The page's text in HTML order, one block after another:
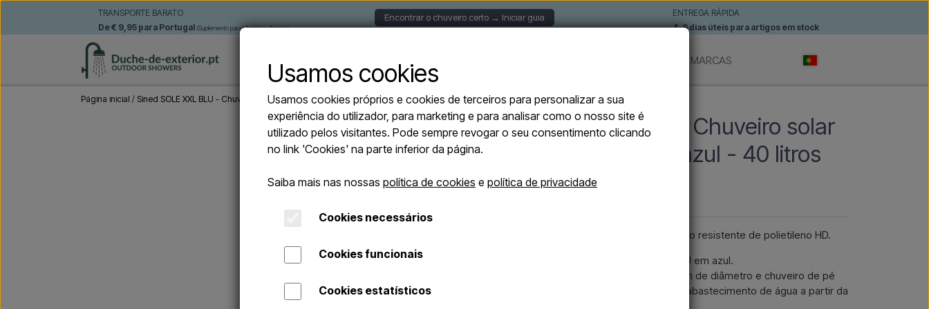
TRANSPORTE BARATO
De € 9,95 para Portugal (Suplemento para Madeira e Açores)
Encontrar o chuveiro certo → Iniciar guia
ENTREGA RÁPIDA
4-6 dias úteis para artigos em stock
MARCAS
Página inicial Sined SOLE XXL BLU - Chuveiro solar com duche de pé em azul - 40 litros
Esgotado
Sined SOLE XXL BLU - Chuveiro solar
com duche de pé em azul - 40 litros
Número de artigo: DOCCIA-SOLE-XXL-BLU
Chuveiro solar elegante para exterior em plástico resistente de polietileno HD.
Chuveiro solar exterior SINED SOLE XXL BLU em azul.
Chuveiro com cabeça de chuveiro de 20 cm de diâmetro e chuveiro de pé
Capacidade de 40l de água aquecida com abastecimento de água a partir da
Usamos cookies
Usamos cookies próprios e cookies de terceiros para personalizar a sua
experiência do utilizador, para marketing e para analisar como o nosso site é
utilizado pelos visitantes. Pode sempre revogar o seu consentimento clicando
no link 'Cookies' na parte inferior da página.
Saiba mais nas nossas política de cookies e política de privacidade
Cookies necessários
Cookies funcionais
Cookies estatísticos